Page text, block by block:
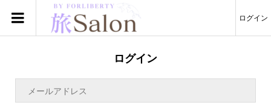
ログイン
ログイン